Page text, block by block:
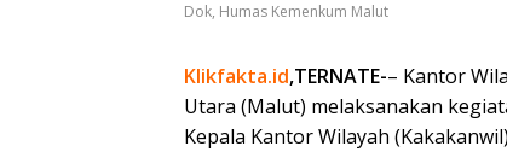
Dok, Humas Kemenkum Malut
Klikfakta.id,TERNATE-– Kantor
Utara (Malut) melaksanakan
Kepala Kantor Wilayah